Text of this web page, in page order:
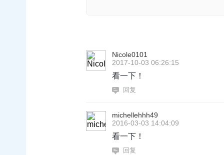
Nicole0101
2017-10-03 06:26:15
看一下！
回复
michellehhh49
2016-03-03 14:04:09
看一下！
回复